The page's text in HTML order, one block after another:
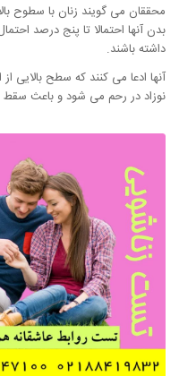
محققان می گویند زنان با سطوح
بدن آنها احتمالا تا پنج درصد
داشته باشند.
آنها ادعا می کنند که سطح
نوزاد در رحم می شود و باعث